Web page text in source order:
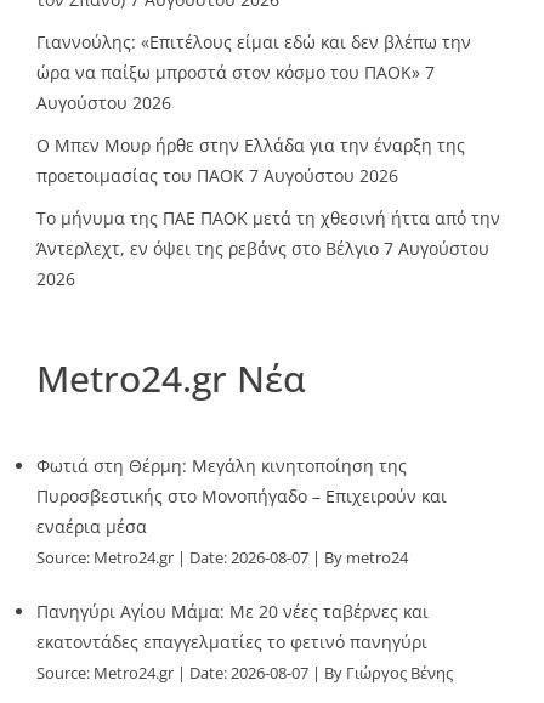
Γιαννούλης: «Επιτέλους είμαι εδώ και δεν βλέπω την
ώρα να παίξω μπροστά στον κόσμο του ΠΑΟΚ» 7
Αυγούστου 2026
O Mπεν Μουρ ήρθε στην Ελλάδα για την έναρξη της
προετοιμασίας του ΠΑΟΚ 7 Αυγούστου 2026
Το μήνυμα της ΠΑΕ ΠΑΟΚ μετά τη χθεσινή ήττα από την
Άντερλεχτ, εν όψει της ρεβάνς στο Βέλγιο 7 Αυγούστου
2026
Metro24.gr Νέα
Φωτιά στη Θέρμη: Μεγάλη κινητοποίηση της
Πυροσβεστικής στο Μονοπήγαδο – Επιχειρούν και
εναέρια μέσα
Source: Metro24.gr Date: 2026-08-07 By metro24
Πανηγύρι Αγίου Μάμα: Με 20 νέες ταβέρνες και
εκατοντάδες επαγγελματίες το φετινό πανηγύρι
Source: Metro24.gr Date: 2026-08-07 By Γιώργος Βένης